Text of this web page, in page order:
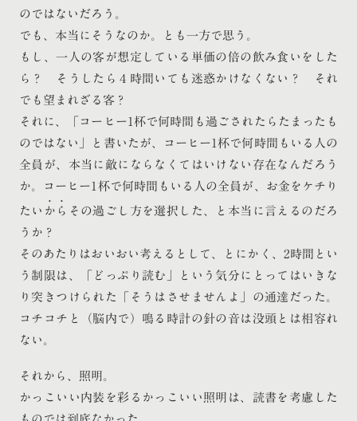
のではないだろう。
でも、本当にそうなのか。とも一方で思う。
もし、一人の客が想定している単価の倍の飲み食いをした
ら？ そうしたら４時間いても迷惑かけなくない？ それ
でも望まれざる客？
それに、「コーヒー1杯で何時間も過ごされたらたまったも
のではない」と書いたが、コーヒー1杯で何時間もいる人の
全員が、本当に敵にならなくてはいけない存在なんだろう
か。コーヒー1杯で何時間もいる人の全員が、お金をケチり
たい から その過ごし方を選択した、と本当に言えるのだろ
うか？
そのあたりはおいおい考えるとして、とにかく、2時間とい
う制限は、「どっぷり読む」という気分にとってはいきな
り突きつけられた「そうはさせませんよ」の通達だった。
コチコチと（脳内で）鳴る時計の針の音は没頭とは相容れ
ない。
それから、照明。
かっこいい内装を彩るかっこいい照明は、読書を考慮した